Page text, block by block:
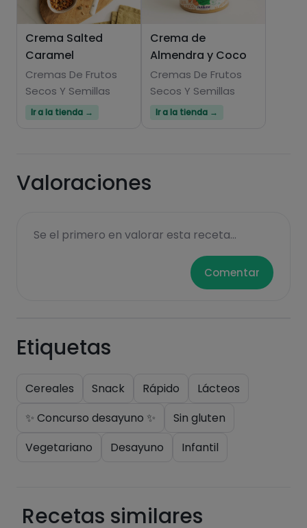
Hazte PLUS para ver la información nutricional
de las recetas, y desbloquear muchas más
funcionalidades PLUS.
Pásate al PLUS
Crema Salted
Caramel
Cremas De Frutos
Secos Y Semillas
Ir a la tienda →
Crema de
Almendra y Coco
Cremas De Frutos
Secos Y Semillas
Ir a la tienda →
Valoraciones
Se el primero en valorar esta receta...
Comentar
Etiquetas
Cereales Snack Rápido
Lácteos
✨ Concurso desayuno ✨
Sin gluten
Vegetariano
Desayuno Infantil
Recetas similares